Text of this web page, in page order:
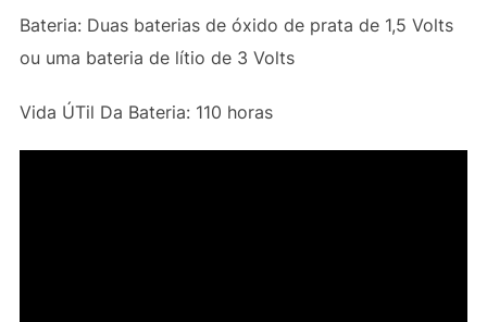
Bateria: Duas baterias de óxido de prata de 1,5 Volts
ou uma bateria de lítio de 3 Volts
Vida ÚTil Da Bateria: 110 horas